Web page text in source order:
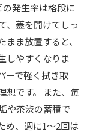
発生率は格段に
、蓋を開けてしっ
ま放置すると、
しやすくなりま
ーで軽く拭き取
想です。 また、毎
や茶渋の蓄積で
め、週に1〜2回は